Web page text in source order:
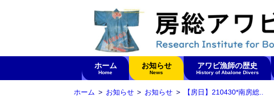
ホーム
Home
お知らせ
News
アワビ漁師の歴史
History of Abalone Divers
ホーム お知らせ お知らせ 【房日】210430*南房総..